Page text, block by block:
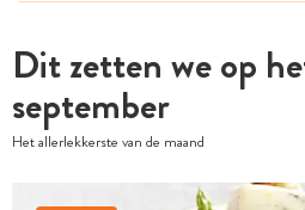
Dit zetten we op
september
Het allerlekkerste van de maand